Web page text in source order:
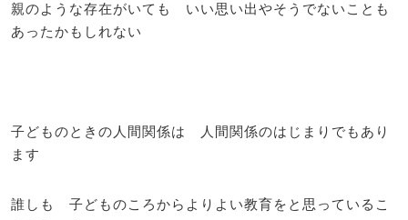
親のような存在がいても いい思い出やそうでないことも
あったかもしれない
子どものときの人間関係は 人間関係のはじまりでもあり
ます
誰しも 子どものころからよりよい教育をと思っているこ